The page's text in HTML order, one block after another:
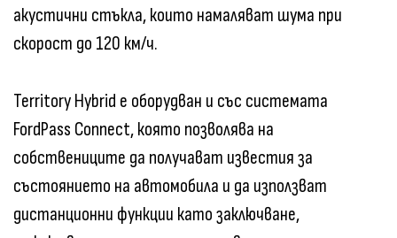
акустични стъкла, които намаляват шума при
скорост до 120 км/ч.
Territory Hybrid е оборудван и със системата
FordPass Connect, която позволява на
собствениците да получават известия за
състоянието на автомобила и да използват
дистанционни функции като заключване,